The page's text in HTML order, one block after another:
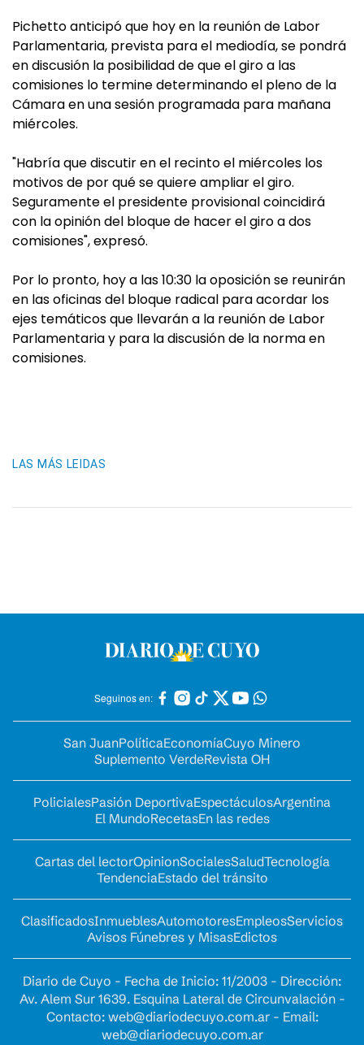
Pichetto anticipó que hoy en la reunión de Labor
Parlamentaria, prevista para el mediodía, se pondrá
en discusión la posibilidad de que el giro a las
comisiones lo termine determinando el pleno de la
Cámara en una sesión programada para mañana
miércoles.
"Habría que discutir en el recinto el miércoles los
motivos de por qué se quiere ampliar el giro.
Seguramente el presidente provisional coincidirá
con la opinión del bloque de hacer el giro a dos
comisiones", expresó.
Por lo pronto, hoy a las 10:30 la oposición se reunirán
en las oficinas del bloque radical para acordar los
ejes temáticos que llevarán a la reunión de Labor
Parlamentaria y para la discusión de la norma en
comisiones.
LAS MÁS LEIDAS
Seguinos en:
San JuanPolíticaEconomíaCuyo Minero
Suplemento VerdeRevista OH
PolicialesPasión DeportivaEspectáculosArgentina
El MundoRecetasEn las redes
Cartas del lectorOpinionSocialesSaludTecnología
TendenciaEstado del tránsito
ClasificadosInmueblesAutomotoresEmpleosServicios
Avisos Fúnebres y MisasEdictos
Diario de Cuyo - Fecha de Inicio: 11/2003 - Dirección:
Av. Alem Sur 1639. Esquina Lateral de Circunvalación -
Contacto: web@diariodecuyo.com.ar- Email:
web@diariodecuyo.com.ar